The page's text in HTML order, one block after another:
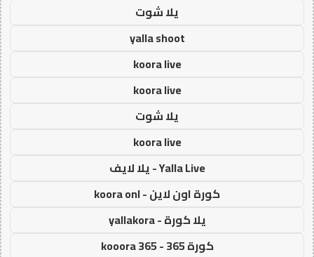
يلا شوت
yalla shoot
koora live
koora live
يلا شوت
koora live
Yalla Live - يلا لايف
كورة اون لاين - koora onl
يلا كورة - yallakora
كورة 365 - kooora 365